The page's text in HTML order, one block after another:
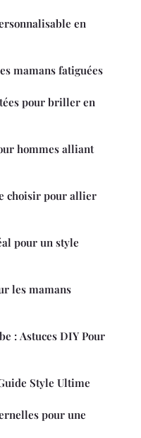
en
mamans fatiguées
pour briller en
hommes alliant
choisir pour allier
pour un style
les mamans
: Astuces DIY Pour
Style Ultime
pour une